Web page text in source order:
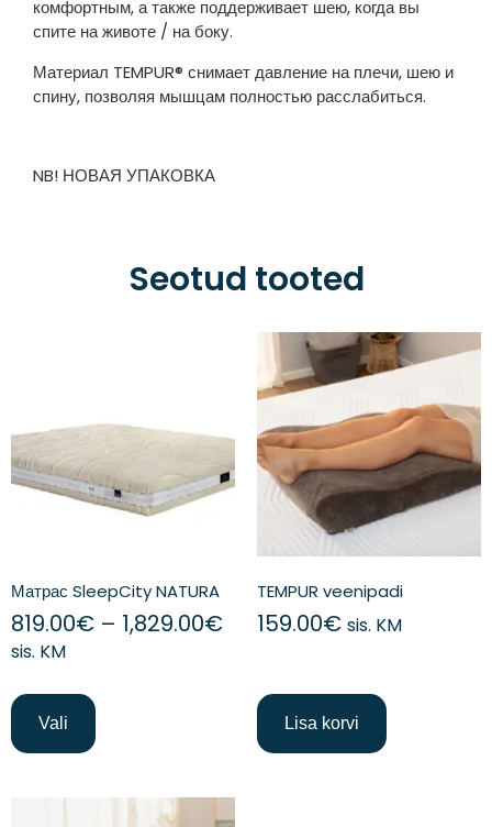
комфортным, а также поддерживает шею, когда вы
спите на животе / на боку.
Материал TEMPUR®️ снимает давление на плечи, шею и
спину, позволяя мышцам полностью расслабиться.
NB! НОВАЯ УПАКОВКА
Seotud tooted
Матрас SleepCity NATURA
819.00€ – 1,829.00€
sis. KM
Vali
TEMPUR veenipadi
159.00€ sis. KM
Lisa korvi